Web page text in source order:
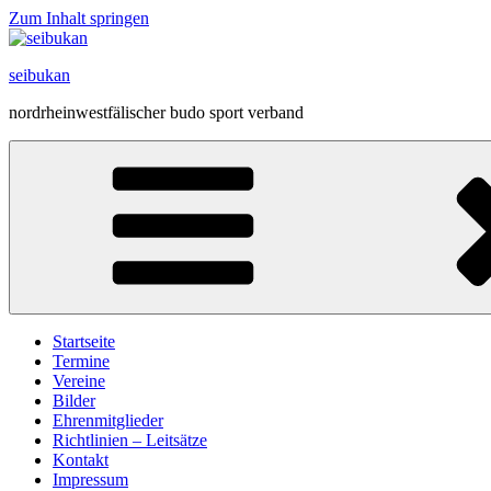
Zum Inhalt springen
seibukan
nordrheinwestfälischer budo sport verband
Startseite
Termine
Vereine
Bilder
Ehrenmitglieder
Richtlinien – Leitsätze
Kontakt
Impressum